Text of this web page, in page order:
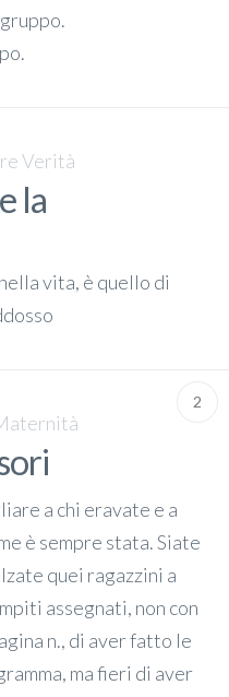
Verità
la
vita, è quello di
2
a chi eravate e a
è sempre stata. Siate
quei ragazzini a
assegnati, non con
n., di aver fatto le
ma fieri di aver